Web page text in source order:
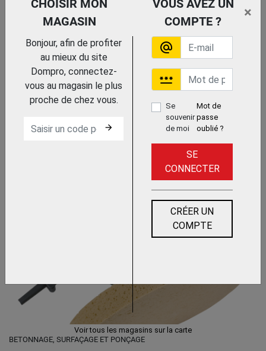
PONCEUSE BETON
BETONNAGE, SURFAÇAGE ET PONÇAGE
CHOISIR MON
MAGASIN
VOUS AVEZ UN
COMPTE ?
×
Bonjour, afin de profiter
au mieux du site
Dompro, connectez-
vous au magasin le plus
proche de chez vous.
arrow_forward
alternate_email
password
Se
souvenir
de moi
Mot de
passe
oublié ?
SE
CONNECTER
CRÉER UN
COMPTE
Voir tous les magasins sur la carte